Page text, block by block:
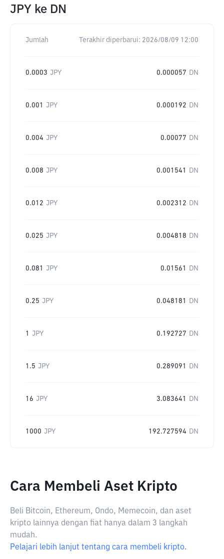
JPY ke DN
Jumlah Terakhir diperbarui: 2026/08/09 12:00
0.0003 JPY 0.000057 DN
0.001 JPY 0.000192 DN
0.004 JPY 0.00077 DN
0.008 JPY 0.001541 DN
0.012 JPY 0.002312 DN
0.025 JPY 0.004818 DN
0.081 JPY 0.01561 DN
0.25 JPY 0.048181 DN
1 JPY 0.192727 DN
1.5 JPY 0.289091 DN
16 JPY 3.083641 DN
1000 JPY 192.727594 DN
Cara Membeli Aset Kripto
Beli Bitcoin, Ethereum, Ondo, Memecoin, dan aset
kripto lainnya dengan fiat hanya dalam 3 langkah
mudah.
Pelajari lebih lanjut tentang cara membeli kripto.